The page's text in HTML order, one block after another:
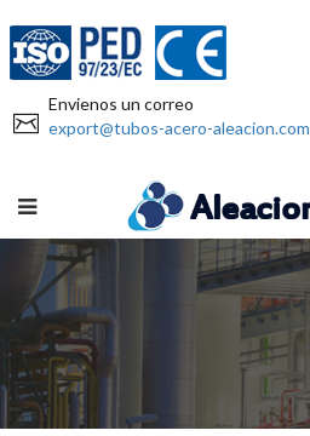
Envienos un correo
export@tubos-acero-aleacion.com